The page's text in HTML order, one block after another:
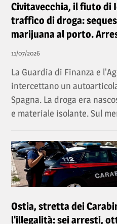
Civitavecchia, il fiuto di
traffico di droga:
marijuana al porto.
11/07/2026
La Guardia di Finanza e
intercettano un
Spagna. La droga era
e materiale isolante. Sul
Ostia, stretta dei
l'illegalità: sei arresti,